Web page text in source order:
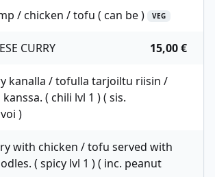
/ chicken / tofu ( can be ) VEG
CURRY 15,00 €
kanalla / tofulla tarjoiltu riisin /
( chili lvl 1 ) ( sis.
)
with chicken / tofu served with
( spicy lvl 1 ) ( inc. peanut